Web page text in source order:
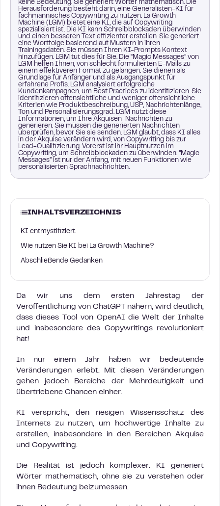
keine Bedeutung. Sie generiert Wörter mathematisch. Die
Herausforderung besteht darin, eine Generalisten-KI für
fachmännisches Copywriting zu nutzen. La Growth
Machine (LGM) bietet eine KI, die auf Copywriting
spezialisiert ist. Die KI kann Schreibblockaden überwinden
und einen besseren Text effizienter erstellen. Sie generiert
eine Wortfolge basierend auf Mustern in ihren
Trainingsdaten. Sie müssen Ihren KI-Prompts Kontext
hinzufügen. LGM tut dies für Sie. Die “Magic Messages” von
LGM helfen Ihnen, von schlecht formulierten E-Mails zu
einem effektiveren Format zu gelangen. Sie dienen als
Grundlage für Anfänger und als Ausgangspunkt für
erfahrene Profis. LGM analysiert erfolgreiche
Kundenkampagnen, um Best Practices zu identifizieren. Sie
identifizieren offensichtliche und weniger offensichtliche
Kriterien wie Produktbeschreibung, USP, Nachrichtenlänge,
Ton und Personalisierungsgrad. LGM nutzt diese
Informationen, um Ihre Akquisen-Nachrichten zu
generieren. Sie müssen die generierten Nachrichten
überprüfen, bevor Sie sie senden. LGM glaubt, dass KI alles
in der Akquise verändern wird, von Copywriting bis zur
Lead-Qualifizierung. Vorerst ist ihr Hauptnutzen im
Copywriting, um Schreibblockaden zu überwinden. “Magic
Messages” ist nur der Anfang, mit neuen Funktionen wie
personalisierten Sprachnachrichten.
INHALTSVERZEICHNIS
KI entmystifiziert:
Wie nutzen Sie KI bei La Growth Machine?
Abschließende Gedanken
Da wir uns dem ersten Jahrestag der
Veröffentlichung von ChatGPT nähern, wird deutlich,
dass dieses Tool von OpenAI die Welt der Inhalte
und insbesondere des Copywritings revolutioniert
hat!
In nur einem Jahr haben wir bedeutende
Veränderungen erlebt. Mit diesen Veränderungen
gehen jedoch Bereiche der Mehrdeutigkeit und
übertriebene Chancen einher.
KI verspricht, den riesigen Wissensschatz des
Internets zu nutzen, um hochwertige Inhalte zu
erstellen, insbesondere in den Bereichen Akquise
und Copywriting.
Die Realität ist jedoch komplexer. KI generiert
Wörter mathematisch, ohne sie zu verstehen oder
ihnen Bedeutung beizumessen.